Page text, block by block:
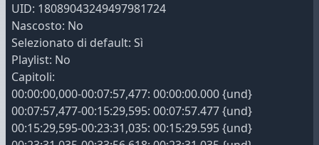
UID: 18089043249497981724
Nascosto: No
Selezionato di default: Sì
Playlist: No
Capitoli:
00:00:00,000-00:07:57,477: 00:00:00.000 {und}
00:07:57,477-00:15:29,595: 00:07:57.477 {und}
00:15:29,595-00:23:31,035: 00:15:29.595 {und}